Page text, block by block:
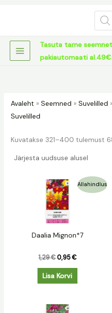
Tasuta tarne
pakiautomaati al.49€
Avaleht » Seemned » Suvelilled
Suvelilled
Kuvatakse 321–400 tulemust
Allahindlus
Daalia Mignon*7
1,29€
Algne
hind
oli:
1,29 €.
0,95€
Praegune
hind
Lisa Korvi